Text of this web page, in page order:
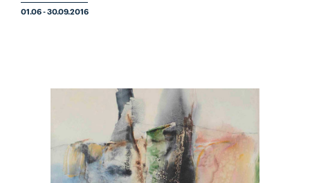
01.06 - 30.09.2016